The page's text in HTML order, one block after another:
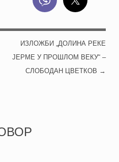
ИЗЛОЖБИ „ДОЛИНА РЕКЕ
ЈЕРМЕ У ПРОШЛОМ ВЕКУ“ –
СЛОБОДАН ЦВЕТКОВ →